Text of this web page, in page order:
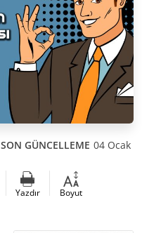
SON GÜNCELLEME 04 Ocak
Yazdır Boyut